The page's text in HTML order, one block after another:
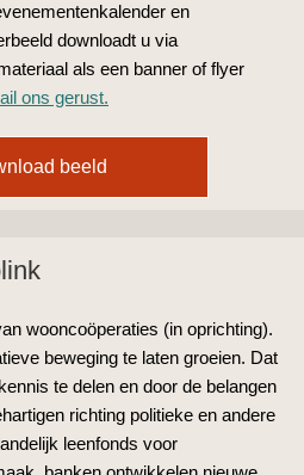
en
downloadt u via
als een banner of flyer
ons gerust.
beeld
wooncoöperaties (in oprichting).
beweging te laten groeien. Dat
te delen en door de belangen
richting politieke en andere
leenfonds voor